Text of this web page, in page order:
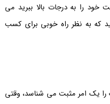
را به درجات بالا ببرید می
که به نظر راه خوبی برای کسب
یک امر مثبت می شناسد، وقتی